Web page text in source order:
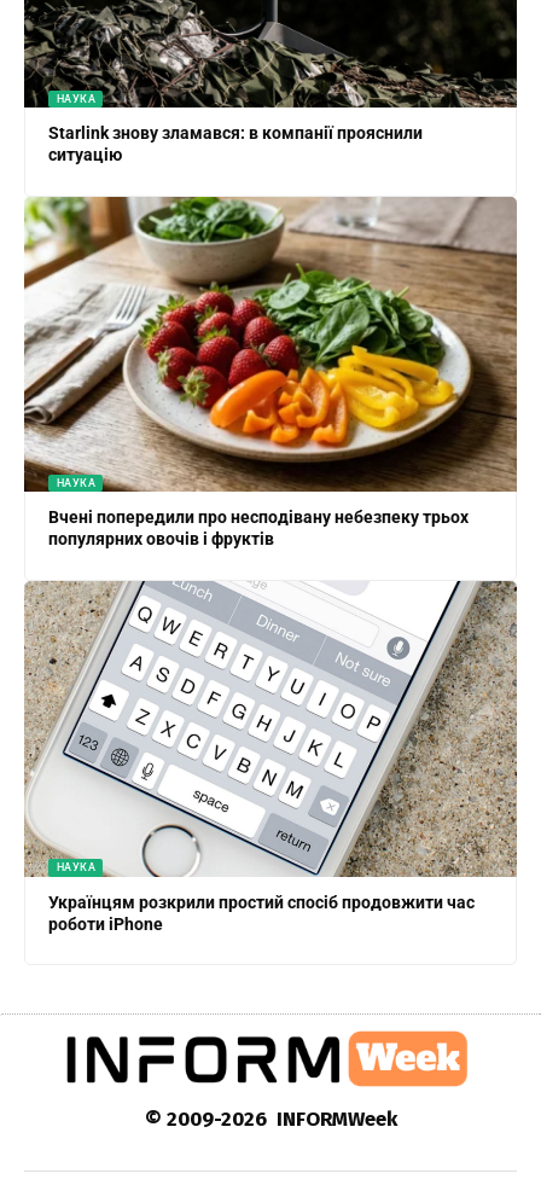
НАУКА
Starlink знову зламався: в компанії прояснили
ситуацію
НАУКА
Вчені попередили про несподівану небезпеку трьох
популярних овочів і фруктів
НАУКА
Українцям розкрили простий спосіб продовжити час
роботи iPhone
© 2009-2026 INFORMWeek